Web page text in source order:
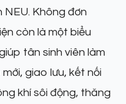
NEU. Không đơn
còn là một biểu
tân sinh viên làm
giao lưu, kết nối
khí sôi động, thăng